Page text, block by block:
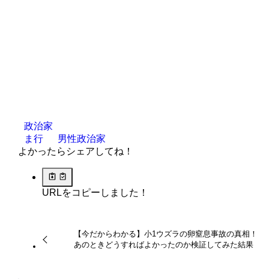
政治家
ま行
男性政治家
よかったらシェアしてね！
URLをコピーしました！
【今だからわかる】小1ウズラの卵窒息事故の真相！
あのときどうすればよかったのか検証してみた結果